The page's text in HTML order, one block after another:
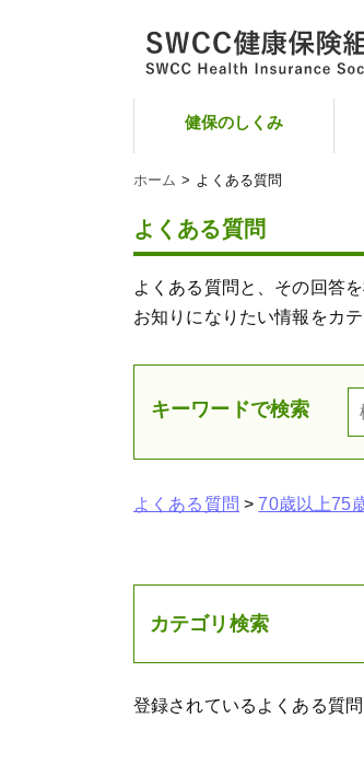
健保のしくみ
ホーム よくある質問
よくある質問
よくある質問と、その回答を
お知りになりたい情報をカ
キーワードで検索
よくある質問 >70歳以上75
カテゴリ検索
登録されているよくある質